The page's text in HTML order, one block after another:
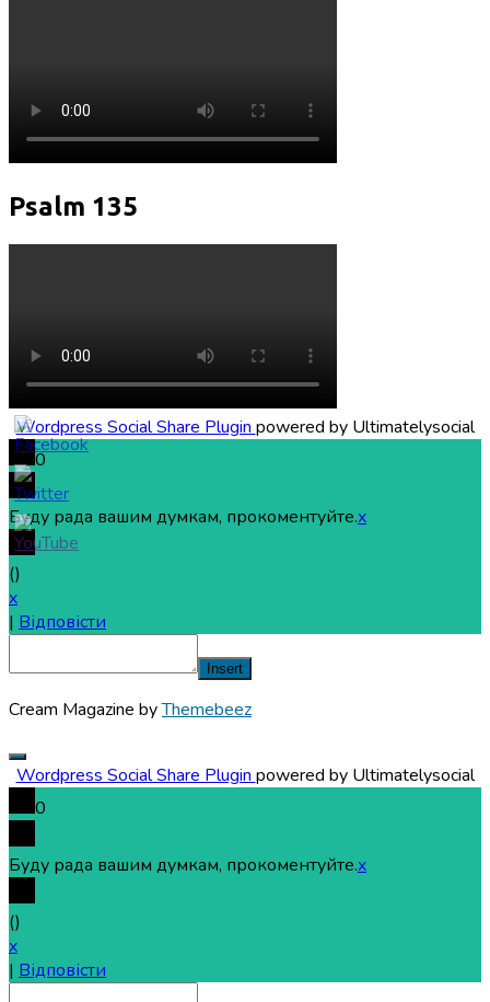
Psalm 135
Wordpress Social Share Plugin powered by Ultimatelysocial
0
Буду рада вашим думкам, прокоментуйте.x
()
x
| Відповісти
Insert
Cream Magazine byThemebeez
Wordpress Social Share Plugin powered by Ultimatelysocial
0
Буду рада вашим думкам, прокоментуйте.x
()
x
| Відповісти